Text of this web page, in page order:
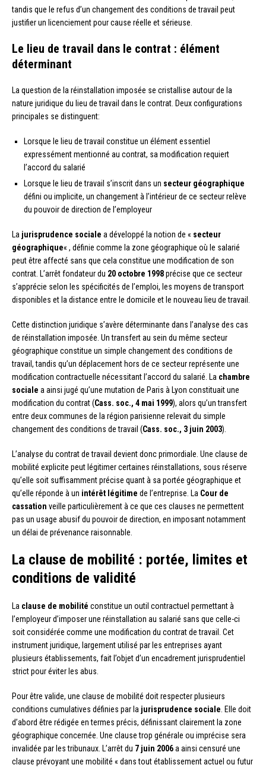
tandis que le refus d’un changement des conditions de travail peut
justifier un licenciement pour cause réelle et sérieuse.
Le lieu de travail dans le contrat : élément
déterminant
La question de la réinstallation imposée se cristallise autour de la
nature juridique du lieu de travail dans le contrat. Deux configurations
principales se distinguent:
Lorsque le lieu de travail constitue un élément essentiel
expressément mentionné au contrat, sa modification requiert
l’accord du salarié
Lorsque le lieu de travail s’inscrit dans un secteur géographique
défini ou implicite, un changement à l’intérieur de ce secteur relève
du pouvoir de direction de l’employeur
La jurisprudence sociale a développé la notion de « secteur
géographique« , définie comme la zone géographique où le salarié
peut être affecté sans que cela constitue une modification de son
contrat. L’arrêt fondateur du 20 octobre 1998précise que ce secteur
s’apprécie selon les spécificités de l’emploi, les moyens de transport
disponibles et la distance entre le domicile et le nouveau lieu de travail.
Cette distinction juridique s’avère déterminante dans l’analyse des cas
de réinstallation imposée. Un transfert au sein du même secteur
géographique constitue un simple changement des conditions de
travail, tandis qu’un déplacement hors de ce secteur représente une
modification contractuelle nécessitant l’accord du salarié. La chambre
sociale a ainsi jugé qu’une mutation de Paris à Lyon constituait une
modification du contrat (Cass. soc., 4 mai 1999), alors qu’un transfert
entre deux communes de la région parisienne relevait du simple
changement des conditions de travail (Cass. soc., 3 juin 2003).
L’analyse du contrat de travail devient donc primordiale. Une clause de
mobilité explicite peut légitimer certaines réinstallations, sous réserve
qu’elle soit suffisamment précise quant à sa portée géographique et
qu’elle réponde à un intérêt légitime de l’entreprise. La Cour de
cassation veille particulièrement à ce que ces clauses ne permettent
pas un usage abusif du pouvoir de direction, en imposant notamment
un délai de prévenance raisonnable.
La clause de mobilité : portée, limites et
conditions de validité
La clause de mobilité constitue un outil contractuel permettant à
l’employeur d’imposer une réinstallation au salarié sans que celle-ci
soit considérée comme une modification du contrat de travail. Cet
instrument juridique, largement utilisé par les entreprises ayant
plusieurs établissements, fait l’objet d’un encadrement jurisprudentiel
strict pour éviter les abus.
Pour être valide, une clause de mobilité doit respecter plusieurs
conditions cumulatives définies par la jurisprudence sociale . Elle doit
d’abord être rédigée en termes précis, définissant clairement la zone
géographique concernée. Une clause trop générale ou imprécise sera
invalidée par les tribunaux. L’arrêt du 7 juin 2006a ainsi censuré une
clause prévoyant une mobilité « dans tout établissement actuel ou futur